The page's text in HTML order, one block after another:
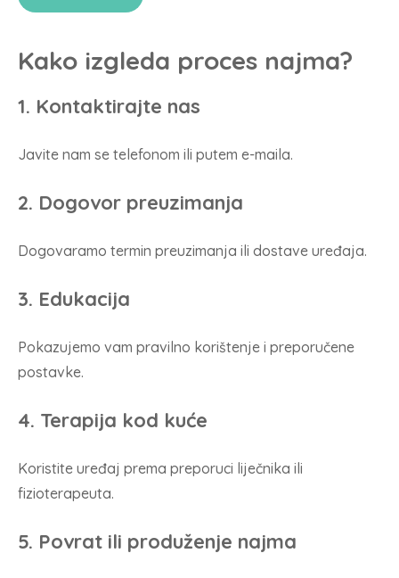
Kako izgleda proces najma?
1. Kontaktirajte nas
Javite nam se telefonom ili putem e-maila.
2. Dogovor preuzimanja
Dogovaramo termin preuzimanja ili dostave uređaja.
3. Edukacija
Pokazujemo vam pravilno korištenje i preporučene
postavke.
4. Terapija kod kuće
Koristite uređaj prema preporuci liječnika ili
fizioterapeuta.
5. Povrat ili produženje najma